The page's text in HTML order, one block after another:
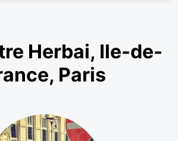
Herbai, Ile-de-
Paris